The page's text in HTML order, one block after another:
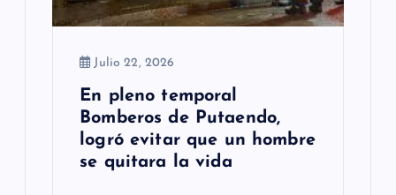
Julio 22, 2026
En pleno temporal
Bomberos de Putaendo,
logró evitar que un hombre
se quitara la vida